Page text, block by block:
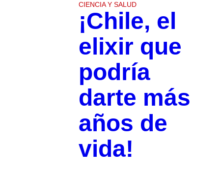
CIENCIA Y SALUD
¡Chile, el
elixir que
podría
darte más
años de
vida!